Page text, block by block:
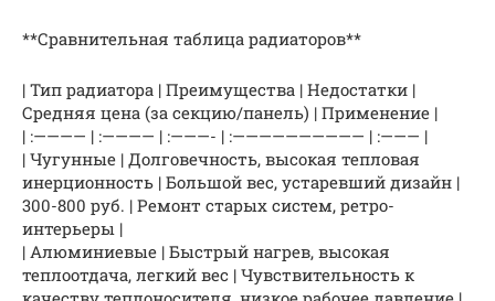
**Сравнительная таблица радиаторов**
| Тип радиатора | Преимущества | Недостатки |
Средняя цена (за секцию/панель) | Применение |
| :———— | :———— | :———- | :—————————— | :——— |
| Чугунные | Долговечность, высокая тепловая
инерционность | Большой вес, устаревший дизайн |
300-800 руб. | Ремонт старых систем, ретро-
интерьеры |
| Алюминиевые | Быстрый нагрев, высокая
теплоотдача, легкий вес | Чувствительность к